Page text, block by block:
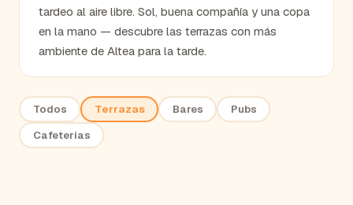
tardeo al aire libre. Sol, buena compañía y una copa
en la mano — descubre las terrazas con más
ambiente de Altea para la tarde.
Todos Terrazas Bares
Pubs
Cafeterías